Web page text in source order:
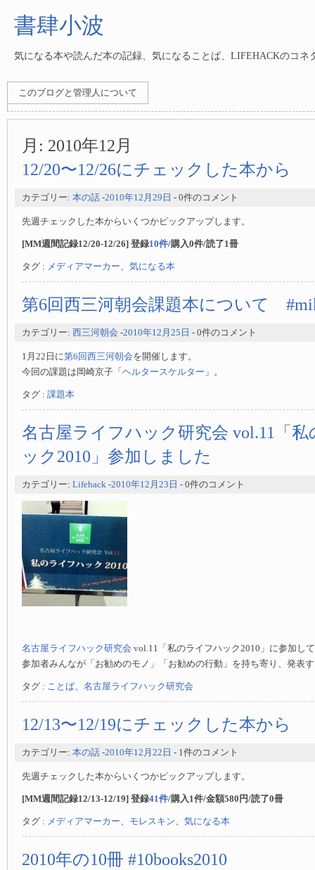
書肆小波
気になる本や読んだ本の記録、気になることば、LIFEHACKのコネ
このブログと管理人について
月: 2010年12月
12/20〜12/26にチェックした本から
カテゴリー: 本の話 -2010年12月29日 - 0件のコメント
先週チェックした本からいくつかピックアップします。
[MM週間記録12/20-12/26] 登録10件/購入0件/読了1冊
タグ : メディアマーカー、 気になる本
第6回西三河朝会課題本について
カテゴリー: 西三河朝会 -2010年12月25日 - 0件のコメント
1月22日に第6回西三河朝会を開催します。
今回の課題は岡崎京子「 ヘルタースケルター 」。
タグ : 課題本
名古屋ライフハック研究会 vol.11「
ック2010」参加しました
カテゴリー: Lifehack -2010年12月23日 - 0件のコメント
名古屋ライフハック研究会 vol.11「私のライフハック2010」に参加し
参加者みんなが「お勧めのモノ」「お勧めの行動」を持ち寄り、発表
タグ : ことば、 名古屋ライフハック研究会
12/13〜12/19にチェックした本から
カテゴリー: 本の話 -2010年12月22日 - 1件のコメント
先週チェックした本からいくつかピックアップします。
[MM週間記録12/13-12/19] 登録41件/購入1件/金額580円/読了0冊
タグ : メディアマーカー、 モレスキン、 気になる本
2010年の10冊 #10books2010